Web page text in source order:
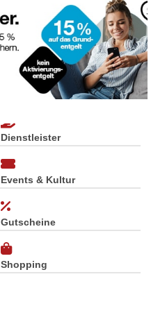
Dienstleister
Events & Kultur
Gutscheine
Shopping